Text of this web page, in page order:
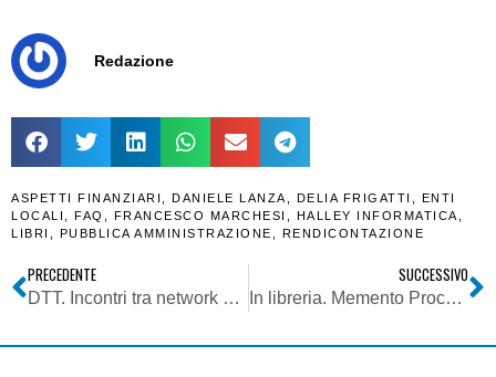
Redazione
ASPETTI FINANZIARI DANIELE LANZA DELIA FRIGATTI
ENTI
LOCALI
FAQ FRANCESCO MARCHESI HALLEY INFORMATICA
LIBRI
PUBBLICA AMMINISTRAZIONE RENDICONTAZIONE
PRECEDENTE
DTT. Incontri tra network provider per la costituzione di consorzi di nuovi operatori di rete T2 areali in vista delle nuove scadenze fissate dalla L. 145/2018
SUCCESSIVO
In libreria. Memento Procedura Penale. Aa. Vv. Giuffre’